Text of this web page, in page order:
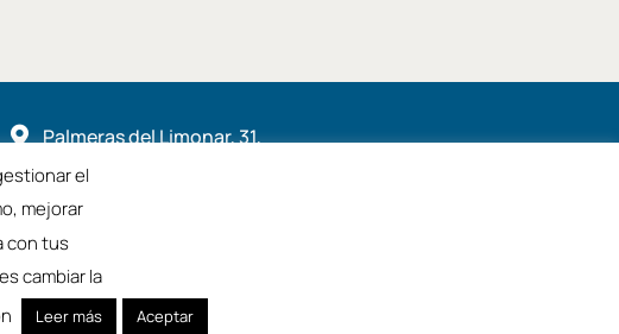
 Palmeras del Limonar, 31,
29016, Málaga
el
mejorar
con tus
cambiar la
Leer más Aceptar